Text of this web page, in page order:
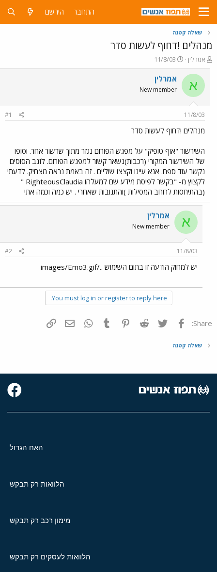
התחבר הירשם
שאלה קטנה
מנהלים !דחוף לעשות סדר
פ
ו
ת
ח
ה
ש
א
אמרלין
פ
ו
ר
ם
ר
11/8/03
א אמרלין
New member
11/8/03
#1
מנהלים !דחוף לעשות סדר
השירשור "אוף טופיק" על מפגש הפורום נגזר מתוך שרשור אחר. וסופו
של השירשור המקורי (רכבות)נשאר קשור למפגש הפורום. לזנב הסוסים
נקשר עוד ספח. אנא עיינו וקצצו שוליים . זה באמת נראה מצחיק. לדעתי
לקצוץ מ- "בקשר לפיסת מידע שם למעלהו RighteousClaudia "
(בהתיחסות לרוחב המסילות )והתגובות שאחרי . יש כמה וכמה אתי
א אמרלין
New member
11/8/03
#2
יש למחוק הודעה זו בתום השימוש ../images/Emo3.gif
You must log in or register to reply here.
Share: פייסבוק Twitter
Reddit
Pinterest
Tumblr
WhatsAppדואר אלקטרוני
שאלה קטנה
האח הגדול
הלוואות רק תבקש
מימון רכב רק תבקש
הלוואות לעסקים רק תבקש